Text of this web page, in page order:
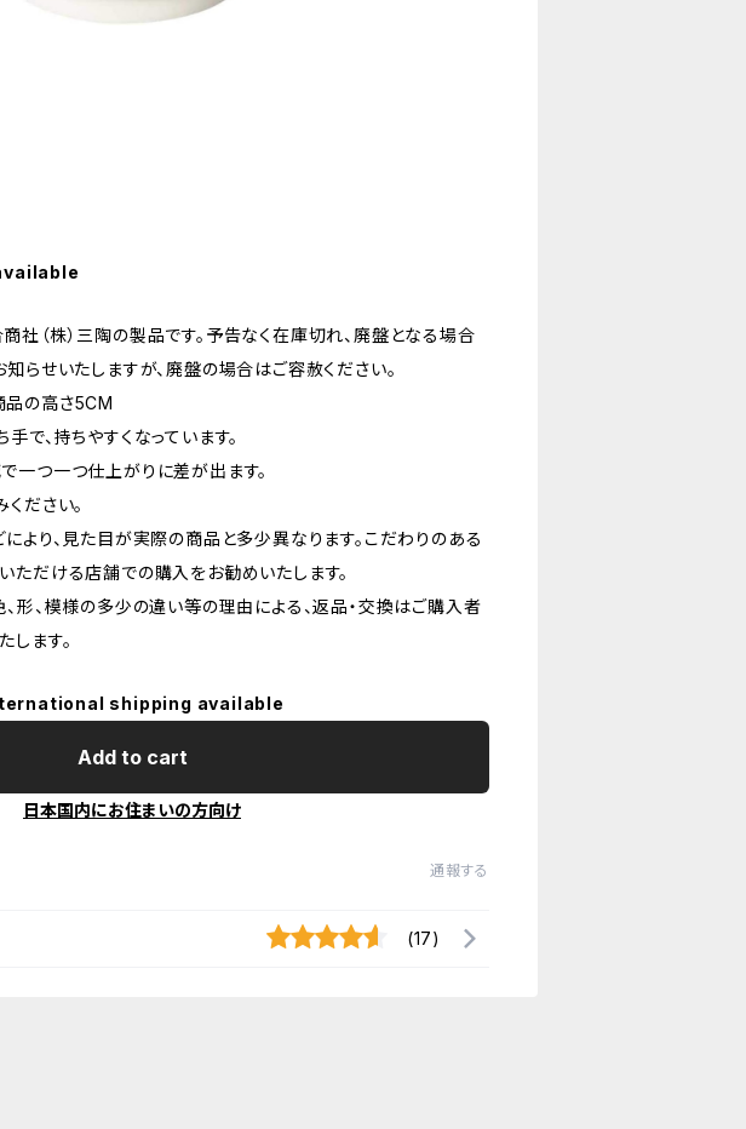
社（株）三陶の製品です。予告なく在庫切れ、廃盤となる場合
らせいたしますが、廃盤の場合はご容赦ください。
の高さ5CM
で、持ちやすくなっています。
一つ一つ仕上がりに差が出ます。
ださい。
より、見た目が実際の商品と多少異なります。こだわりのある
ただける店舗での購入をお勧めいたします。
形、模様の多少の違い等の理由による、返品・交換はご購入者
ます。
shipping available
Add to cart
日本国内にお住まいの方向け
通報する
(17)